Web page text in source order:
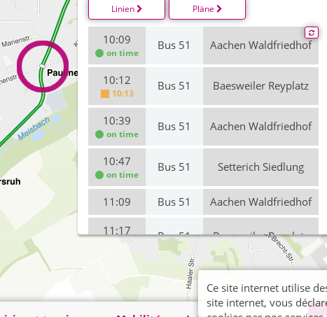
Linien Pläne
10:09
on time
Bus 51 Aachen Waldfriedhof
10:12
10:13
Bus 51 Baesweiler Reyplatz
10:39
on time
Bus 51 Aachen Waldfriedhof
10:47
on time
Bus 51 Setterich Siedlung
11:09 Bus 51 Aachen Waldfriedhof
11:17
on time
Bus 51 Baesweiler Reyplatz
on time
Bus 51
Ce site internet utilise
site internet, vous